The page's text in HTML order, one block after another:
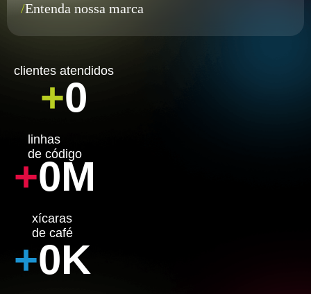
/Entenda nossa marca
clientes atendidos
+0
linhas
de código
+0M
xícaras
de café
+0K